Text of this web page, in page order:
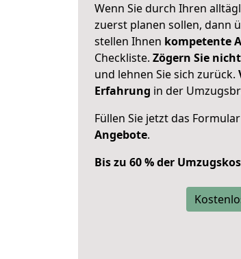
Wenn Sie durch Ihren
zuerst planen sollen, dann
stellen Ihnen kompetente
Checkliste. Zögern Sie nicht
und lehnen Sie sich zurück.
Erfahrung in der
Füllen Sie jetzt das
Angebote.
Bis zu 60 % der